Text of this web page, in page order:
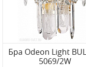
Бра Odeon Light
5069/2W